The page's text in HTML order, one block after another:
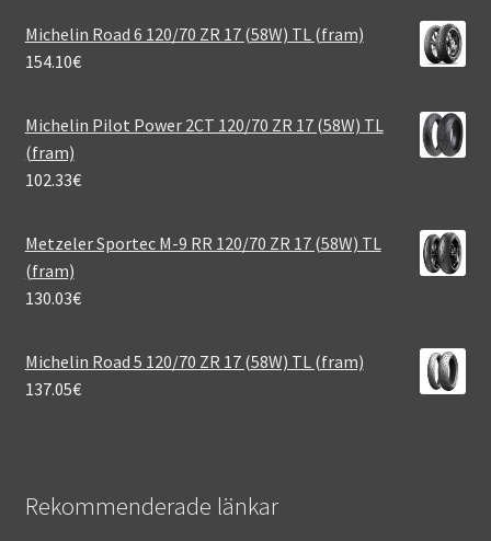
Michelin Road 6 120/70 ZR 17 (58W) TL (fram)
154.10€
Michelin Pilot Power 2CT 120/70 ZR 17 (58W) TL
(fram)
102.33€
Metzeler Sportec M-9 RR 120/70 ZR 17 (58W) TL
(fram)
130.03€
Michelin Road 5 120/70 ZR 17 (58W) TL (fram)
137.05€
Rekommenderade länkar